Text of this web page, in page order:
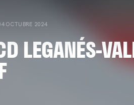
OCTUBRE 2024
LEGANÉS-